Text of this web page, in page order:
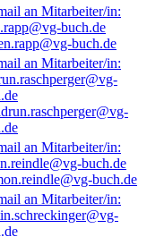
buch.de
buch.de